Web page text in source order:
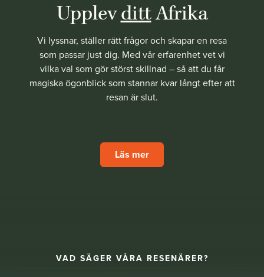
UpplevdittAfrika
Vi lyssnar, ställer rätt frågor och skapar en resa
som passar just dig. Med vår erfarenhet vet vi
vilka val som gör störst skillnad – så att du får
magiska ögonblick som stannar kvar långt efter att
resan är slut.
Läs mer
VAD SÄGER VÅRA RESENÄRER?